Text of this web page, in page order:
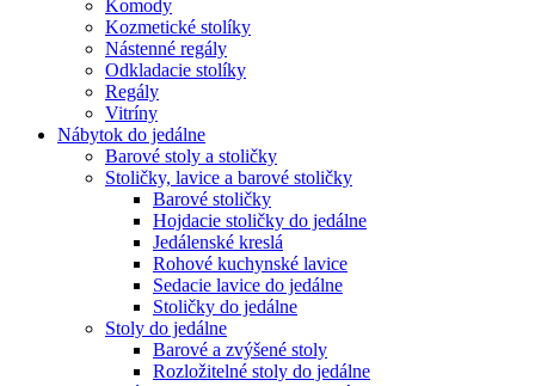
Komody
Kozmetické stolíky
Nástenné regály
Odkladacie stolíky
Regály
Vitríny
Nábytok do jedálne
Barové stoly a stoličky
Stoličky, lavice a barové stoličky
Barové stoličky
Hojdacie stoličky do jedálne
Jedálenské kreslá
Rohové kuchynské lavice
Sedacie lavice do jedálne
Stoličky do jedálne
Stoly do jedálne
Barové a zvýšené stoly
Rozložitelné stoly do jedálne